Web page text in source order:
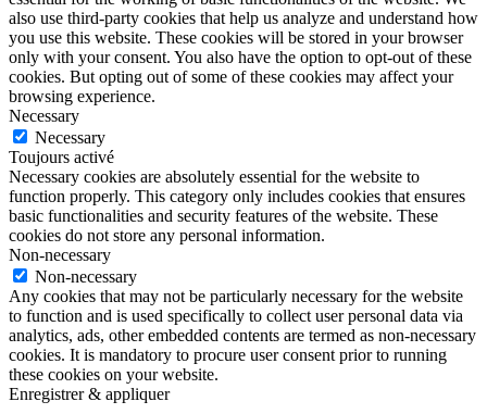
also use third-party cookies that help us analyze and understand how
you use this website. These cookies will be stored in your browser
only with your consent. You also have the option to opt-out of these
cookies. But opting out of some of these cookies may affect your
browsing experience.
Necessary
Necessary
Toujours activé
Necessary cookies are absolutely essential for the website to
function properly. This category only includes cookies that ensures
basic functionalities and security features of the website. These
cookies do not store any personal information.
Non-necessary
Non-necessary
Any cookies that may not be particularly necessary for the website
to function and is used specifically to collect user personal data via
analytics, ads, other embedded contents are termed as non-necessary
cookies. It is mandatory to procure user consent prior to running
these cookies on your website.
Enregistrer & appliquer